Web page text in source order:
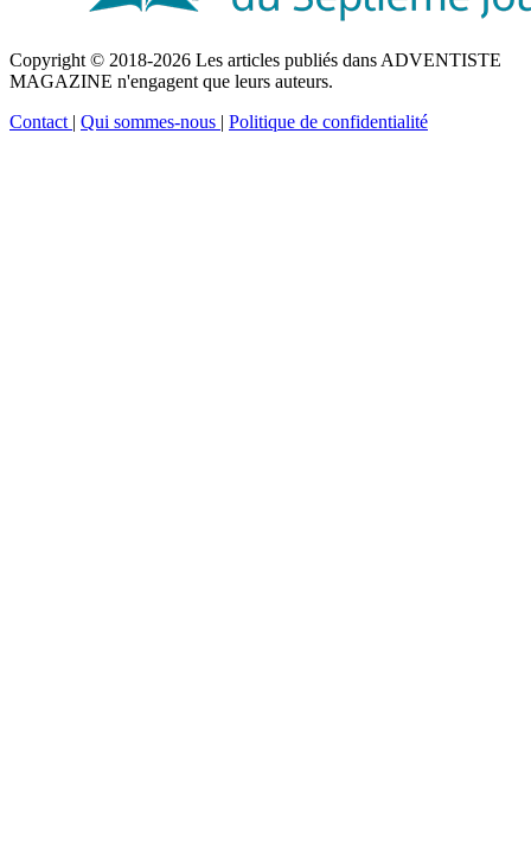
Copyright © 2018-2026 Les articles publiés dans ADVENTISTE
MAGAZINE n'engagent que leurs auteurs.
Contact | Qui sommes-nous | Politique de confidentialité